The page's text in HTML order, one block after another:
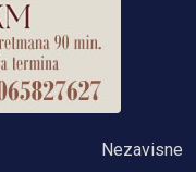
Nezavisne